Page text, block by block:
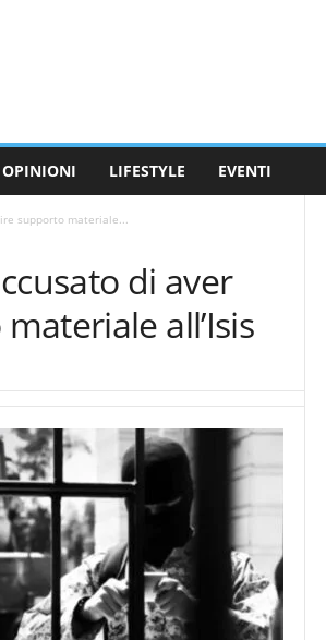
OPINIONI LIFESTYLE EVENTI
supporto materiale...
di aver
all’Isis